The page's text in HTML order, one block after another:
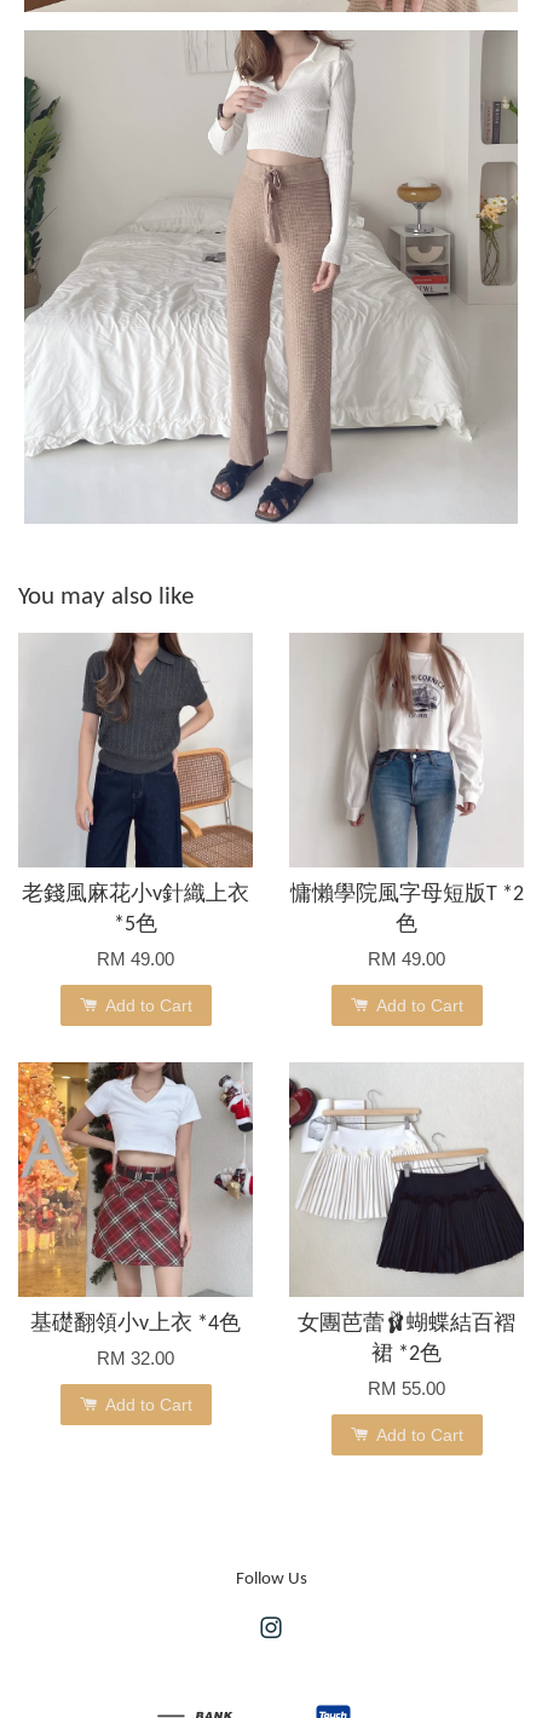
You may also like
老錢風麻花小v針織上衣
*5色
RM 49.00
Add to Cart
慵懶學院風字母短版T *2
色
RM 49.00
Add to Cart
基礎翻領小v上衣 *4色
RM 32.00
Add to Cart
女團芭蕾🩰蝴蝶結百褶
裙 *2色
RM 55.00
Add to Cart
Follow Us